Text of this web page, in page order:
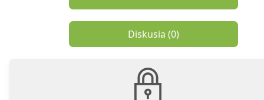
Diskusia (0)